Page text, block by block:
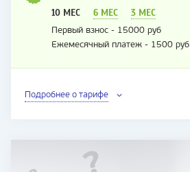
10 МЕС 6 МЕС 3 МЕС
Первый взнос - 15000 руб
Ежемесячный платеж - 1500 руб
Подробнее о тарифе